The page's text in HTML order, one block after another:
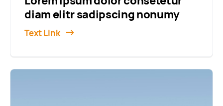
diam elitr sadipscing nonumy
Text Link